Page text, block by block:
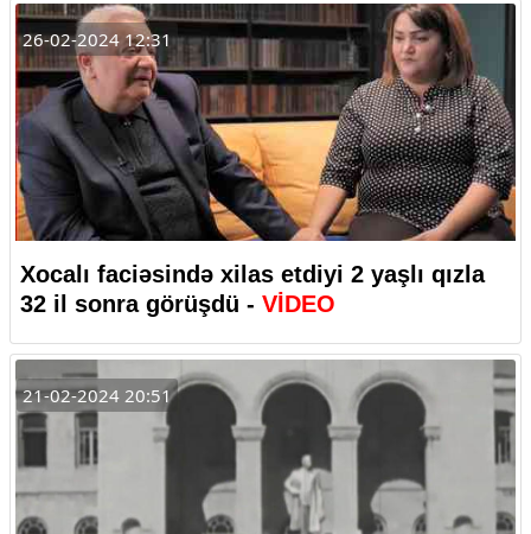
26-02-2024 12:31
Xocalı faciəsində xilas etdiyi 2 yaşlı qızla
32 il sonra görüşdü - VİDEO
21-02-2024 20:51